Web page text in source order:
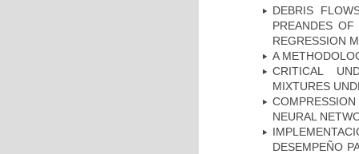
DEBRIS
PREANDES
REGRESSION
A
CRITICAL
MIXTURES
NEURAL
DESEMPEÑO